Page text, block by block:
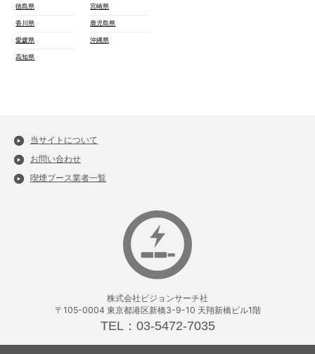
徳島県
香川県
愛媛県
高知県
宮崎県
鹿児島県
沖縄県
当サイトについて
お問い合わせ
喫煙ブース業者一覧
株式会社ビジョンサーチ社
〒105-0004 東京都港区新橋3-9-10 天翔新橋ビル1階
TEL：03-5472-7035